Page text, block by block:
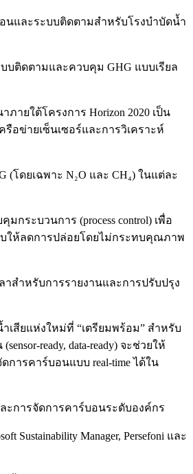
นและระบบติดตามสำหรับโรงบำบัดน้ำ
บบติดตามและควบคุม GHG แบบเรียล
ภายใต้โครงการ Horizon 2020 เป็น
รือข่ายเซ็นเซอร์และการวิเคราะห์
(โดยเฉพาะ N₂O และ CH₄) ในแต่ละ
กระบวนการ (process control) เพื่อ
ให้ลดการปล่อยโดยไม่กระทบคุณภาพ
าสำหรับการรายงานและการปรับปรุง
เสียแห่งใหม่ที่ “เตรียมพร้อม” สำหรับ
data‑ready) จะช่วยให้
การคาร์บอนแบบ real‑time ได้ใน
ะการจัดการคาร์บอนระดับองค์กร
Sustainability Manager, Persefoni และ